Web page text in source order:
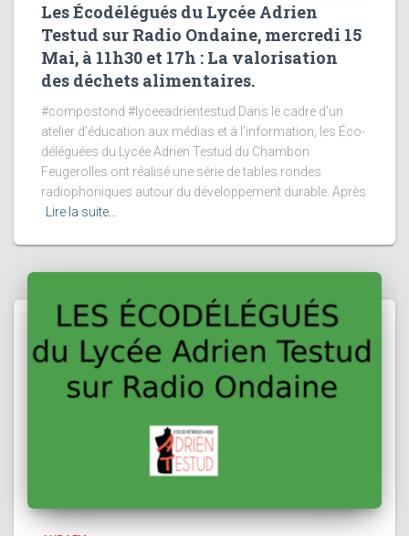
Les Écodélégués du Lycée Adrien
Testud sur Radio Ondaine, mercredi 15
Mai, à 11h30 et 17h : La valorisation
des déchets alimentaires.
#compostond #lyceeadrientestud Dans le cadre d’un
atelier d’éducation aux médias et à l’information, les Éco-
déléguées du Lycée Adrien Testud du Chambon
Feugerolles ont réalisé une série de tables rondes
radiophoniques autour du développement durable. Après
Lire la suite…